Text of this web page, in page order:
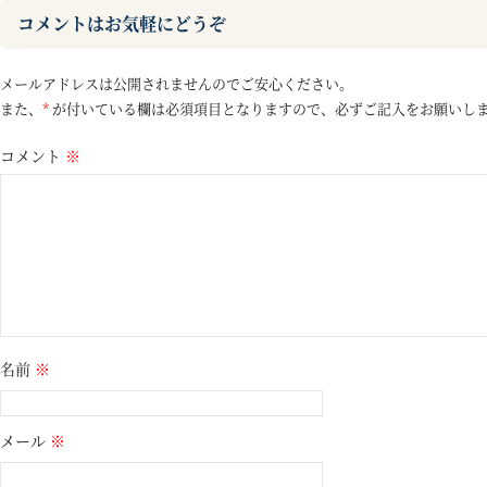
コメントはお気軽にどうぞ
メールアドレスは公開されませんのでご安心ください。
また、 * が付いている欄は必須項目となりますので、必ずご記入をお願いし
コメント ※
名前 ※
メール ※